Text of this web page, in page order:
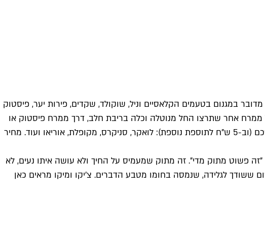
במגנום בטעמים הקלאסיים וניל, שוקולד, שקדים, פירות יער, פיסטוק
כל ממרח אחר שתרצו החל מנוטלה וכלה בריבת חלב, דרך ממרח פיסטוק או
לוטוס או ממרח בייגלה מלוח שכמובן שאין להיט בלעדיו. מלמעלה בטח תרצו קצפת ותוספת שאפשר להוסיף כאוות נפשכם (וב-5 ש"ח לתוספת נוספת): לואקר, סניקרס, מקופלת, אוריאו ועוד. מחיר
פשוט מתוק מדי". זה מתוק שמעמיס על החיך ולא עושה איתו נעים, לא
ששודך לגלידה, שנמסה בחומו מטבע הדברים. צ'יקו ומיקו מראים כאן